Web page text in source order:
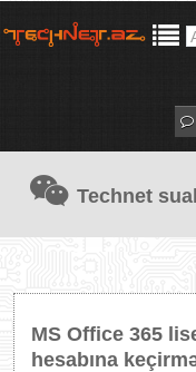
Technet
MS Office 365
hesabına